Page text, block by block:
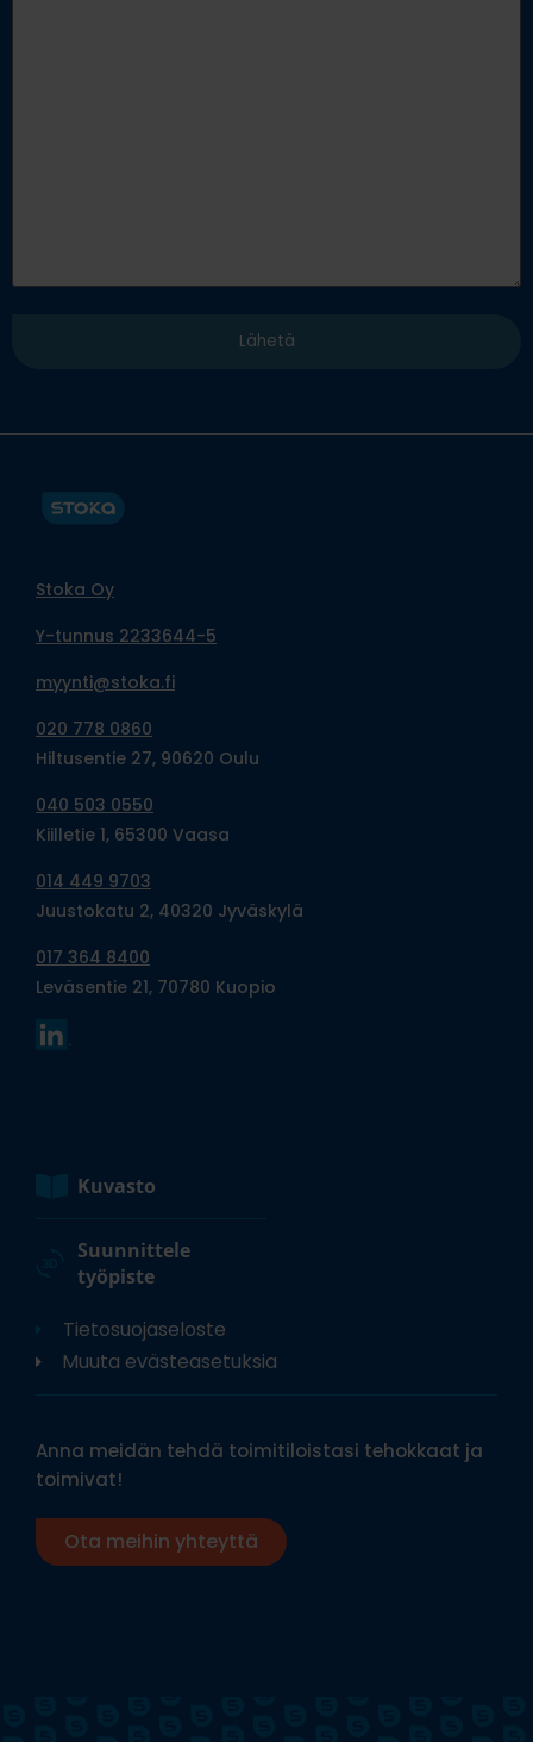
Stoka Oy
Y-tunnus 2233644-5
myynti@stoka.fi
020 778 0860
Hiltusentie 27, 90620 Oulu
040 503 0550
Kiilletie 1, 65300 Vaasa
014 449 9703
Juustokatu 2, 40320 Jyväskylä
017 364 8400
Leväsentie 21, 70780 Kuopio
Kuvasto
Suunnittele
työpiste
Tietosuojaseloste
Muuta evästeasetuksia
Anna meidän tehdä toimitiloistasi tehokkaat ja
toimivat!
Ota meihin yhteyttä